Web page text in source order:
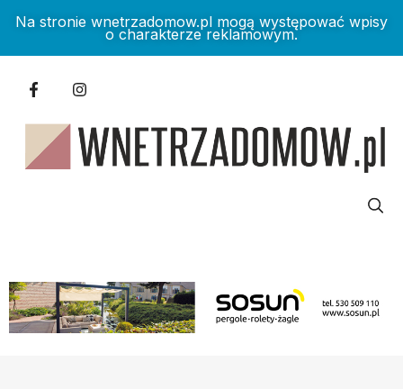
Na stronie wnetrzadomow.pl mogą występować wpisy
o charakterze reklamowym.